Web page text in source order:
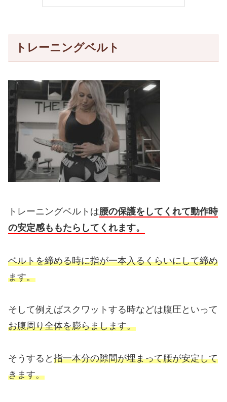
トレーニングベルト
トレーニングベルトは腰の保護をしてくれて動作時
の安定感ももたらしてくれます。
ベルトを締める時に指が一本入るくらいにして締め
ます。
そして例えばスクワットする時などは腹圧といって
お腹周り全体を膨らまします。
そうすると 指一本分の隙間が埋まって腰が安定して
きます。